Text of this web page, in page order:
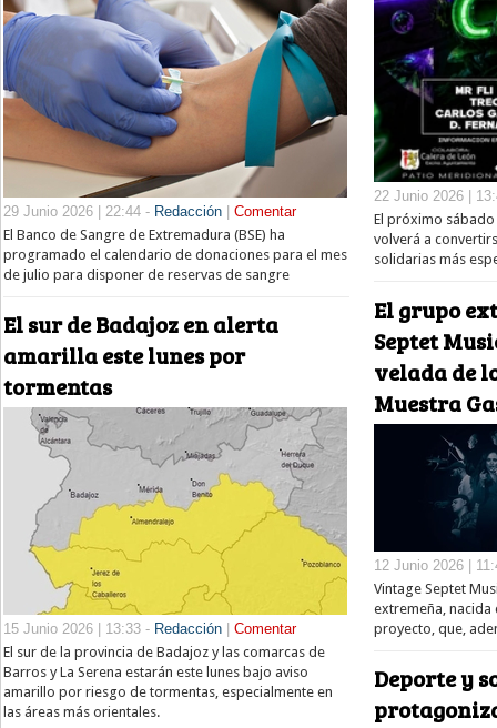
29 Junio 2026 | 22:44 - Redacción
Comentar
El Banco de Sangre de Extremadura (BSE) ha
programado el calendario de donaciones para el mes
de julio para disponer de reservas de sangre
El sur de Badajoz en alerta
amarilla este lunes por
tormentas
15 Junio 2026 | 13:33 - Redacción
Comentar
El sur de la provincia de Badajoz y las comarcas de
Barros y La Serena estarán este lunes bajo aviso
amarillo por riesgo de tormentas, especialmente en
las áreas más orientales.
22 Junio 2026 |
El próximo sábado
volverá a
solidarias más
El grupo
Septet
velada de
Muestra
12 Junio 2026 |
Vintage Septet
extremeña,
proyecto, que,
Deporte y